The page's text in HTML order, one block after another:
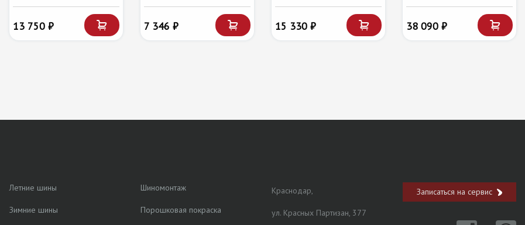
13 750 ₽ 7 346 ₽ 15 330 ₽ 38 090 ₽
Летние шины
Зимние шины
Шиномонтаж
Порошковая покраска
Краснодар,
ул. Красных Партизан, 377
Записаться на сервис